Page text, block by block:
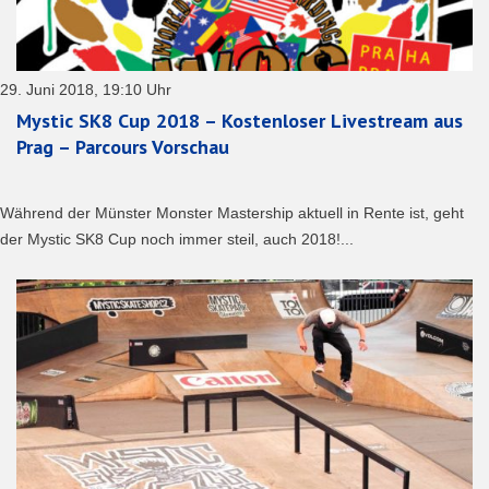
29. Juni 2018, 19:10 Uhr
Mystic SK8 Cup 2018 – Kostenloser Livestream aus
Prag – Parcours Vorschau
Während der Münster Monster Mastership aktuell in Rente ist, geht
der Mystic SK8 Cup noch immer steil, auch 2018!...